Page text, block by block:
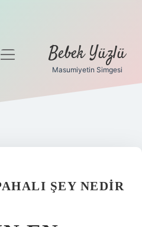
menüyü
Bebek Yüzlü
Masumiyetin Simgesi
ŞEY NEDIR